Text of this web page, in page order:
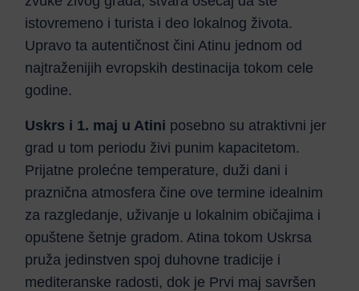
istovremeno i turista i deo lokalnog života.
Upravo ta autentičnost čini Atinu jednom od
najtraženijih evropskih destinacija tokom cele
godine.
Uskrs i 1. maj u Atini posebno su atraktivni jer
grad u tom periodu živi punim kapacitetom.
Prijatne prolećne temperature, duži dani i
praznična atmosfera čine ove termine idealnim
za razgledanje, uživanje u lokalnim običajima i
opuštene šetnje gradom. Atina tokom Uskrsa
pruža jedinstven spoj duhovne tradicije i
mediteranske radosti, dok je Prvi maj savršen